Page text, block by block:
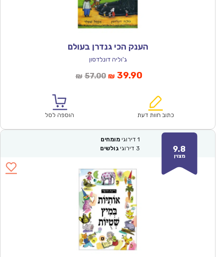
הענק הכי גנדרן בעולם
ג'וליה דונלדסון
₪ 57.00המחיר
₪57.00.
₪ 39.90המחיר
הוא:
כתוב חוות דעת הוספה לסל
9.8
מצוין
1 דירוגי מומחים
3 דירוגי גולשים